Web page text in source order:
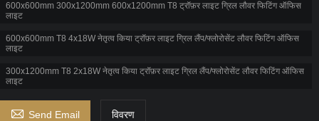
600x600mm 300x1200mm 600x1200mm T8 ट्रॉफ़र लाइट ग्रिल लौवर फिटिंग ऑफिस
लाइट
600x600mm T8 4x18W नेतृत्व किया ट्रॉफ़र लाइट ग्रिल लैंप/फ्लोरोसेंट लौवर फिटिंग ऑफिस
लाइट
300x1200mm T8 2x18W नेतृत्व किया ट्रॉफ़र लाइट ग्रिल लैंप/फ्लोरोसेंट लौवर फिटिंग ऑफिस
लाइट
 Send Email विवरण